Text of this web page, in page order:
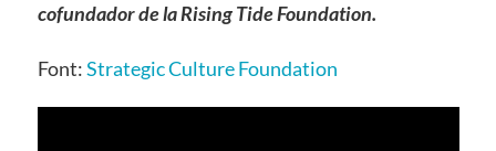
cofundador de la Rising Tide Foundation.
Font:Strategic Culture Foundation